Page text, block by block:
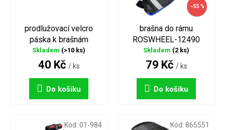
prodlužovací velcro
páska k brašnám
MAX1
Skladem (>10 ks)
40 Kč / ks
Do košíku
–55 %
brašna do rámu
ROSWHEEL-12490
černo-modrá
Skladem (2 ks)
79 Kč / ks
Do košíku
Kód: 01-984 Kód: 865551